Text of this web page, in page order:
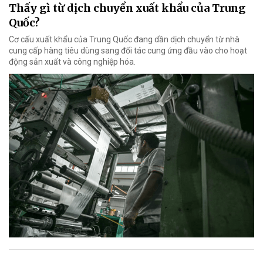
Thấy gì từ dịch chuyển xuất khẩu của Trung
Quốc?
Cơ cấu xuất khẩu của Trung Quốc đang dần dịch chuyển từ nhà
cung cấp hàng tiêu dùng sang đối tác cung ứng đầu vào cho hoạt
động sản xuất và công nghiệp hóa.